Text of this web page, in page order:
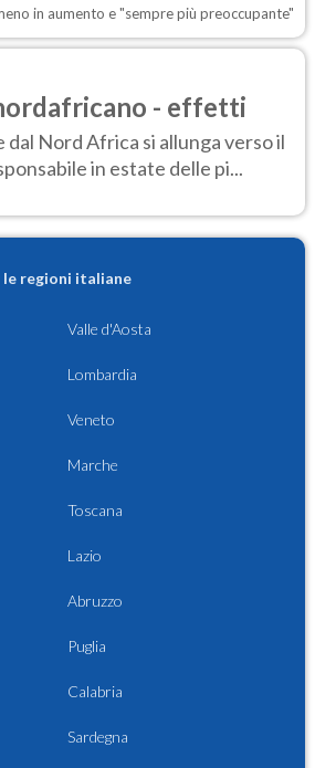
in aumento e "sempre più preoccupante"
- effetti
Nord Africa si allunga verso il
in estate delle pi...
le regioni italiane
Valle d'Aosta
Lombardia
Veneto
Marche
Toscana
Lazio
Abruzzo
Puglia
Calabria
Sardegna